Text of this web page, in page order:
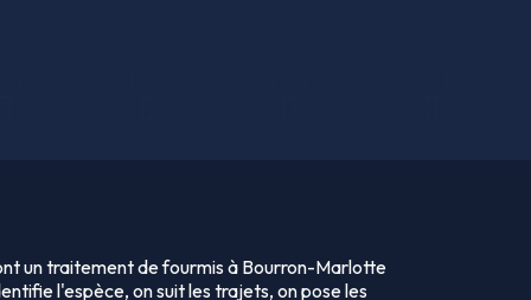
un traitement de fourmis à Bourron-Marlotte
l'espèce, on suit les trajets, on pose les